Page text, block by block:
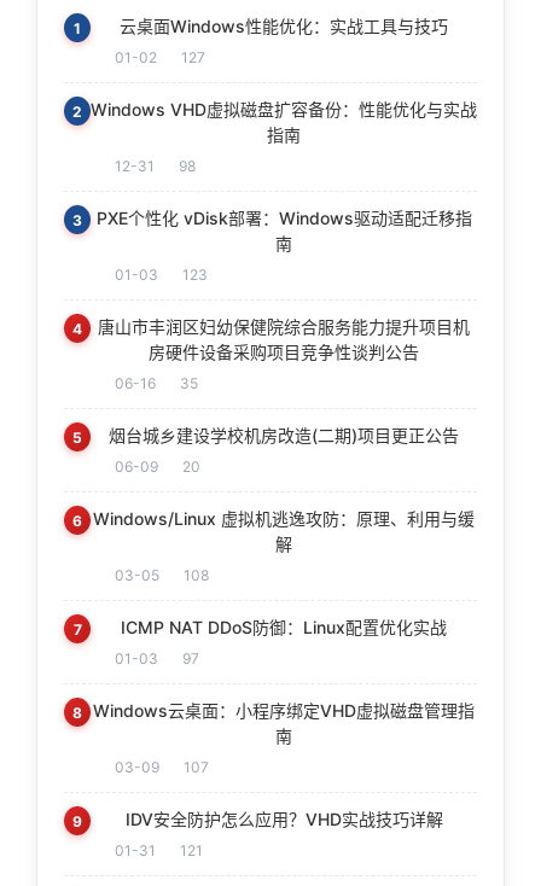
1 云桌面Windows性能优化：实战工具与技巧
01-02 127
2 Windows VHD虚拟磁盘扩容备份：性能优化与实战
指南
12-31 98
3
PXE个性化 vDisk部署：Windows驱动适配迁移指
南
01-03 123
4
唐山市丰润区妇幼保健院综合服务能力提升项目机
房硬件设备采购项目竞争性谈判公告
06-16 35
5 烟台城乡建设学校机房改造(二期)项目更正公告
06-09 20
6 Windows/Linux 虚拟机逃逸攻防：原理、利用与缓
解
03-05 108
7 ICMP NAT DDoS防御：Linux配置优化实战
01-03 97
8 Windows云桌面：小程序绑定VHD虚拟磁盘管理指
南
03-09 107
9 IDV安全防护怎么应用？VHD实战技巧详解
01-31 121